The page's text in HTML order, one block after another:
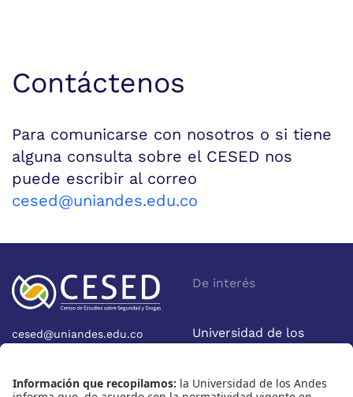
Contáctenos
Para comunicarse con nosotros o si tiene
alguna consulta sobre el CESED nos
puede escribir al correo
cesed@uniandes.edu.co
cesed@uniandes.edu.co
Bogotá - Colombia
De interés
Universidad de los
Facultad de Economía